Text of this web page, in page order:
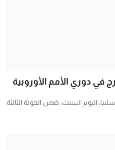
في دوري الأمم الأوروبية
اليوم السبت، ضمن الجولة الثالثة